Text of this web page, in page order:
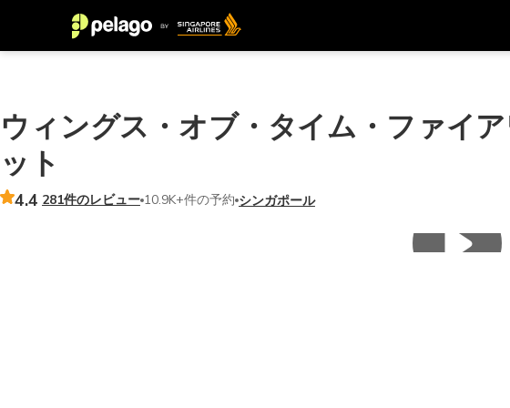
ウィングス・オブ・タイム・ファイ
ット
4.4 281件のレビュー 10.9K+件の予約 シンガポール